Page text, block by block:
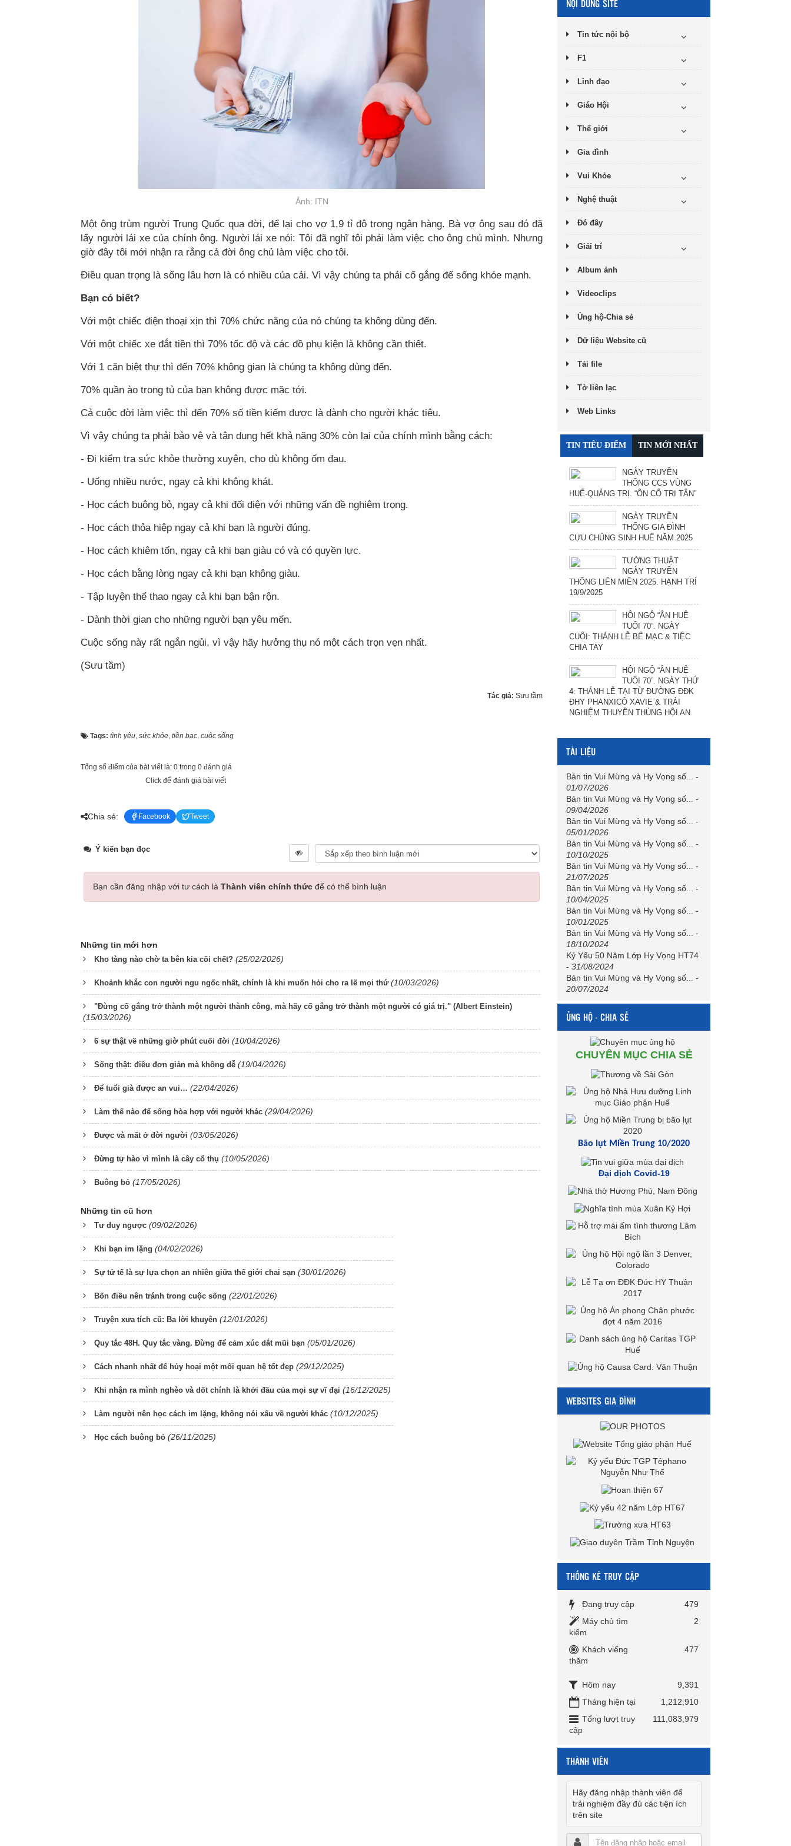
Ảnh: ITN
Một ông trùm người Trung Quốc qua đời, để lại cho vợ 1,9 tỉ đô trong ngân hàng. Bà vợ ông sau đó đã
lấy người lái xe của chính ông. Người lái xe nói: Tôi đã nghĩ tôi phải làm việc cho ông chủ mình. Nhưng
giờ đây tôi mới nhận ra rằng cả đời ông chủ làm việc cho tôi.
Điều quan trọng là sống lâu hơn là có nhiều của cải. Vì vậy chúng ta phải cố gắng để sống khỏe mạnh.
Bạn có biết?
Với một chiếc điện thoại xịn thì 70% chức năng của nó chúng ta không dùng đến.
Với một chiếc xe đắt tiền thì 70% tốc độ và các đồ phụ kiện là không cần thiết.
Với 1 căn biệt thự thì đến 70% không gian là chúng ta không dùng đến.
70% quần ào trong tủ của bạn không được mặc tới.
Cả cuộc đời làm việc thì đến 70% số tiền kiếm được là dành cho người khác tiêu.
Vì vậy chúng ta phải bảo vệ và tận dụng hết khả năng 30% còn lại của chính mình bằng cách:
- Đi kiểm tra sức khỏe thường xuyên, cho dù không ốm đau.
- Uống nhiều nước, ngay cả khi không khát.
- Học cách buông bỏ, ngay cả khi đối diện với những vấn đề nghiêm trọng.
- Học cách thỏa hiệp ngay cả khi bạn là người đúng.
- Học cách khiêm tốn, ngay cả khi bạn giàu có và có quyền lực.
- Học cách bằng lòng ngay cả khi bạn không giàu.
- Tập luyện thể thao ngay cả khi bạn bận rộn.
- Dành thời gian cho những người bạn yêu mến.
Cuộc sống này rất ngắn ngủi, vì vậy hãy hưởng thụ nó một cách trọn vẹn nhất.
(Sưu tầm)
Tác giả: Sưu tầm
Tags: tình yêu, sức khỏe, tiền bạc, cuộc sống
Tổng số điểm của bài viết là: 0 trong 0 đánh giá
Click để đánh giá bài viết
Chia sẻ: Facebook Tweet
Ý kiến bạn đọc
Bạn cần đăng nhập với tư cách là Thành viên chính thức để có thể bình luận
Những tin mới hơn
Kho tàng nào chờ ta bên kia cõi chết? (25/02/2026)
Khoảnh khắc con người ngu ngốc nhất, chính là khi muốn hỏi cho ra lẽ mọi thứ (10/03/2026)
"Đừng cố gắng trở thành một người thành công, mà hãy cố gắng trở thành một người có giá trị." (Albert Einstein)
(15/03/2026)
6 sự thật về những giờ phút cuối đời (10/04/2026)
Sống thật: điều đơn giản mà không dễ (19/04/2026)
Để tuổi già được an vui… (22/04/2026)
Làm thế nào để sống hòa hợp với người khác (29/04/2026)
Được và mất ở đời người (03/05/2026)
Đừng tự hào vì mình là cây cổ thụ (10/05/2026)
Buông bỏ (17/05/2026)
Những tin cũ hơn
Tư duy ngược (09/02/2026)
Khi bạn im lặng (04/02/2026)
Sự tử tế là sự lựa chọn an nhiên giữa thế giới chai sạn (30/01/2026)
Bốn điều nên tránh trong cuộc sống (22/01/2026)
Truyện xưa tích cũ: Ba lời khuyên (12/01/2026)
Quy tắc 48H. Quy tắc vàng. Đừng để cảm xúc dắt mũi bạn (05/01/2026)
Cách nhanh nhất để hủy hoại một mối quan hệ tốt đẹp (29/12/2025)
Khi nhận ra mình nghèo và dốt chính là khởi đầu của mọi sự vĩ đại (16/12/2025)
Làm người nên học cách im lặng, không nói xấu về người khác (10/12/2025)
Học cách buông bỏ (26/11/2025)
NỘI DUNG SITE
Tin tức nội bộ
F1
Linh đạo
Giáo Hội
Thế giới
Gia đình
Vui Khỏe
Nghệ thuật
Đó đây
Giải trí
Album ảnh
Videoclips
Ủng hộ-Chia sẻ
Dữ liệu Website cũ
Tải file
Tờ liên lạc
Web Links
TIN TIÊU ĐIỂM TIN MỚI NHẤT
NGÀY TRUYỀN
THỐNG CCS VÙNG
HUẾ-QUẢNG TRỊ. “ÔN CỐ TRI TÂN”
NGÀY TRUYỀN
THỐNG GIA ĐÌNH
CỰU CHỦNG SINH HUẾ NĂM 2025
TƯỜNG THUẬT
NGÀY TRUYỀN
THỐNG LIÊN MIỀN 2025. HẠNH TRÍ
19/9/2025
HỘI NGỘ “ÂN HUỆ
TUỔI 70”. NGÀY
CUỐI: THÁNH LỄ BẾ MẠC & TIỆC
CHIA TAY
HỘI NGỘ “ÂN HUỆ
TUỔI 70”. NGÀY THỨ
4: THÁNH LỄ TẠI TỪ ĐƯỜNG ĐĐK
ĐHY PHANXICÔ XAVIE & TRẢI
NGHIỆM THUYỀN THÚNG HỘI AN
TÀI LIỆU
Bản tin Vui Mừng và Hy Vọng số...
-
01/07/2026
Bản tin Vui Mừng và Hy Vọng số...
-
09/04/2026
Bản tin Vui Mừng và Hy Vọng số...
-
05/01/2026
Bản tin Vui Mừng và Hy Vọng số...
-
10/10/2025
Bản tin Vui Mừng và Hy Vọng số...
-
21/07/2025
Bản tin Vui Mừng và Hy Vọng số...
-
10/04/2025
Bản tin Vui Mừng và Hy Vọng số...
-
10/01/2025
Bản tin Vui Mừng và Hy Vọng số...
-
18/10/2024
Kỷ Yếu 50 Năm Lớp Hy Vọng HT74
- 31/08/2024
Bản tin Vui Mừng và Hy Vọng số...
-
20/07/2024
ỦNG HỘ - CHIA SẺ
CHUYÊN MỤC CHIA SẺ
Bão lụt Miền Trung 10/2020
Đại dịch Covid-19
WEBSITES GIA ĐÌNH
THỐNG KÊ TRUY CẬP
Đang truy cập
479
Máy chủ tìm
kiếm
2
Khách viếng
thăm
477
Hôm nay
9,391
Tháng hiện tại
1,212,910
Tổng lượt truy
cập
111,083,979
THÀNH VIÊN
Hãy đăng nhập thành viên để
trải nghiệm đầy đủ các tiện ích
trên site